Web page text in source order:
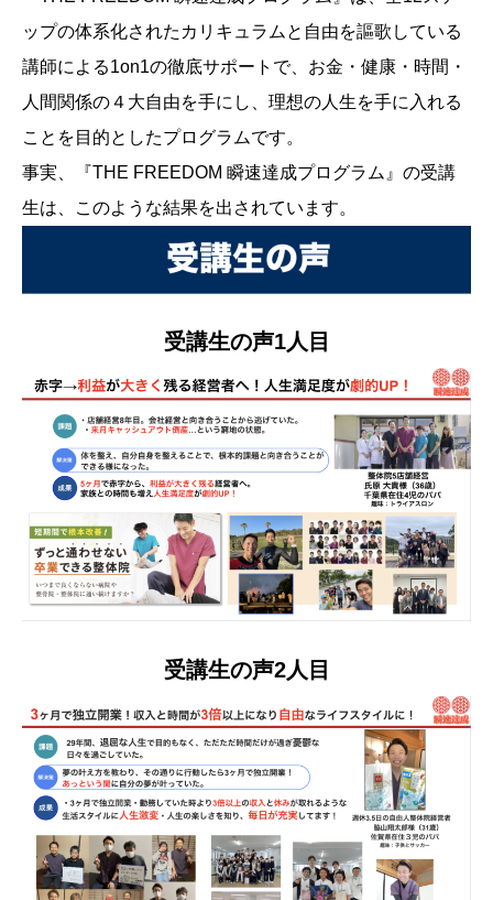
ップの体系化されたカリキュラムと自由を謳歌している
講師による1on1の徹底サポートで、お金・健康・時間・
人間関係の４大自由を手にし、理想の人生を手に入れる
ことを目的としたプログラムです。
事実、『THE FREEDOM 瞬速達成プログラム』の受講
生は、このような結果を出されています。
受講生の声1人目
受講生の声2人目